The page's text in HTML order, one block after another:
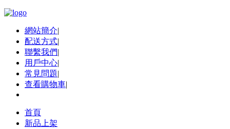
網站簡介|
配送方式|
聯繫我們|
用戶中心|
常見問題|
查看購物車|
首頁
新品上架